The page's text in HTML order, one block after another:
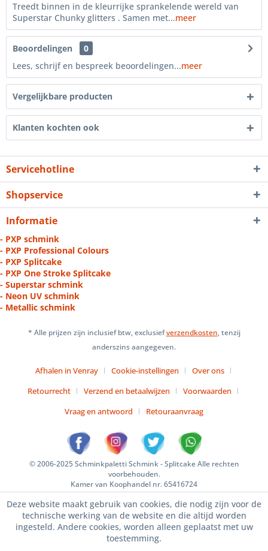
Treedt binnen in de kleurrijke sprankelende wereld van
Superstar Chunky glitters . Samen met...meer
Beoordelingen
0
Lees, schrijf en bespreek beoordelingen...meer
Vergelijkbare producten
Klanten kochten ook
Servicehotline
Shopservice
Informatie
- PXP schmink
- PXP Professional Colours
- PXP Splitcake
- PXP One Stroke Splitcake
- Superstar schmink
- Neon UV schmink
- Metallic schmink
* Alle prijzen zijn inclusief btw, exclusiefverzendkosten, tenzij
anderszins aangegeven.
Afhalen in Venray Cookie-instellingen
Over ons
Retourrecht
Verzend en betaalwijzen
Voorwaarden
Vraag en antwoord
Retouraanvraag
© 2006-2025 Schminkpaletti Schmink - Splitcake Alle rechten
voorbehouden.
Kamer van Koophandel nr. 65416724
Deze website maakt gebruik van cookies, die nodig zijn voor de
technische werking van de website en die altijd worden
ingesteld. Andere cookies, worden alleen geplaatst met uw
toestemming.